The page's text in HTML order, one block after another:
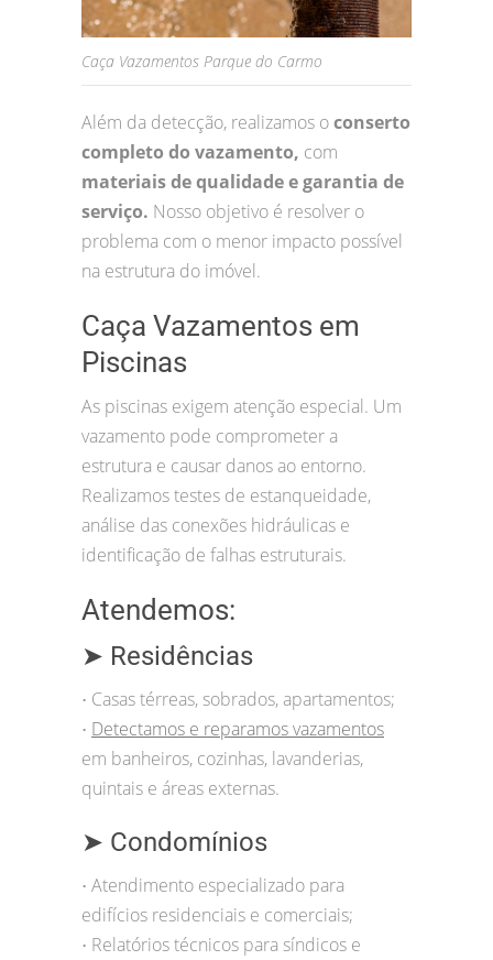
Caça Vazamentos Parque do Carmo
Além da detecção, realizamos oconserto
completo do vazamento, com
materiais de qualidade e garantia de
serviço. Nosso objetivo é resolver o
problema com o menor impacto possível
na estrutura do imóvel.
Caça Vazamentos em
Piscinas
As piscinas exigem atenção especial. Um
vazamento pode comprometer a
estrutura e causar danos ao entorno.
Realizamos testes de estanqueidade,
análise das conexões hidráulicas e
identificação de falhas estruturais.
Atendemos:
➤ Residências
• Casas térreas, sobrados, apartamentos;
• Detectamos e reparamos vazamentos
em banheiros, cozinhas, lavanderias,
quintais e áreas externas.
➤ Condomínios
• Atendimento especializado para
edifícios residenciais e comerciais;
• Relatórios técnicos para síndicos e